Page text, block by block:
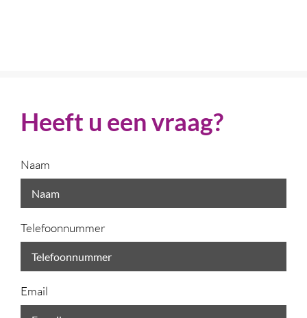
Heeft u een vraag?
Naam
Telefoonnummer
Email